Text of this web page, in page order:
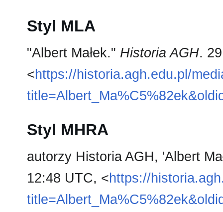
Styl MLA
"Albert Małek." Historia AGH.
<https://historia.agh.edu.pl/
Styl MHRA
autorzy Historia AGH, 'Albert
12:48 UTC, <https://